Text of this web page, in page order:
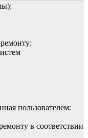
пользователем:
в соответствии